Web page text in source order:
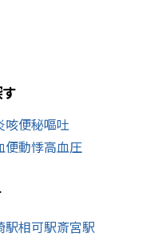
咳便秘嘔吐
便動悸高血圧
駅相可駅斎宮駅